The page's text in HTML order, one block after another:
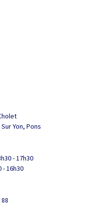
Yon, Pons
- 17h30
- 16h30